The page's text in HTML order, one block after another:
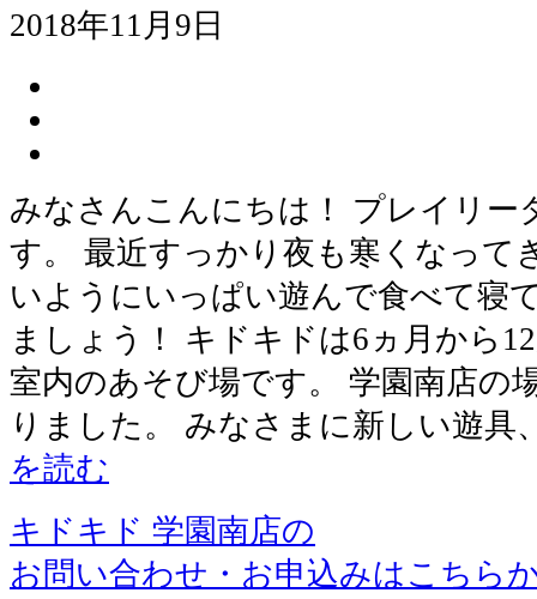
2018年11月9日
みなさんこんにちは！ プレイリー
す。 最近すっかり夜も寒くなって
いようにいっぱい遊んで食べて寝
ましょう！ キドキドは6ヵ月から
室内のあそび場です。 学園南店の
りました。 みなさまに新しい遊
を読む
キドキド 学園南店の
お問い合わせ・お申込みはこちら